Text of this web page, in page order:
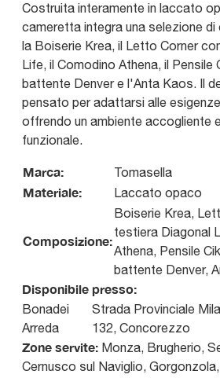
Costruita interamente in laccato
cameretta integra una selezione di
la Boiserie Krea, il Letto Corner
Life, il Comodino Athena, il Pensile
battente Denver e l'Anta Kaos. Il
pensato per adattarsi alle
offrendo un ambiente accogliente
funzionale.
Marca: Tomasella
Materiale: Laccato opaco
Composizione:
Boiserie Krea,
testiera Diagonal
Athena, Pensile
battente Denver,
Disponibile presso:
Bonadei
Arreda
Strada Provinciale
132, Concorezzo
Zone servite: Monza, Brugherio,
Cernusco sul Naviglio,